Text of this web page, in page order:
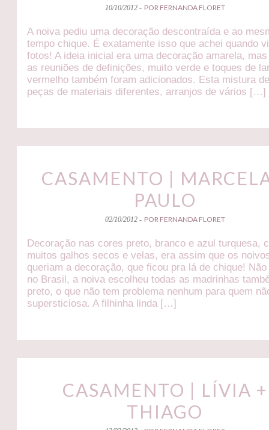
10/10/2012 - POR FERNANDA FLORET
A noiva pediu uma decoração descontraída e ao
tempo chique. É exatamente isso que achei quando
fotos! A ideia inicial era uma decoração amarela,
as reuniões de definições, muito verde e toques de
vermelho também foram adicionados. Esta mistura
peças de materiais diferentes, arranjos de vários […]
CASAMENTO |
PAULO
02/10/2012 - POR FERNANDA FLORET
Decoração nas cores preto, branco e azul turquesa,
muitos galhos secos e velas, era assim que os
queriam a decoração, que ficou pra lá de chique!
no Brasil, a noiva escolheu todas as madrinhas
preto, o que não tem problema nenhum para quem
supersticiosa. A filhinha linda […]
CASAMENTO | LÍVIA +
THIAGO